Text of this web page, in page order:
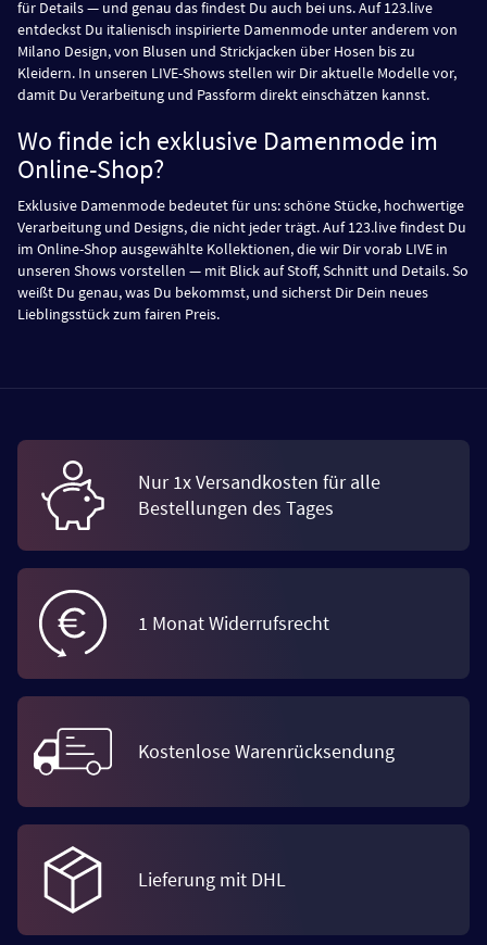
für Details — und genau das findest Du auch bei uns. Auf 123.live
entdeckst Du italienisch inspirierte Damenmode unter anderem von
Milano Design, von Blusen und Strickjacken über Hosen bis zu
Kleidern. In unseren LIVE-Shows stellen wir Dir aktuelle Modelle vor,
damit Du Verarbeitung und Passform direkt einschätzen kannst.
Wo finde ich exklusive Damenmode im
Online-Shop?
Exklusive Damenmode bedeutet für uns: schöne Stücke, hochwertige
Verarbeitung und Designs, die nicht jeder trägt. Auf 123.live findest Du
im Online-Shop ausgewählte Kollektionen, die wir Dir vorab LIVE in
unseren Shows vorstellen — mit Blick auf Stoff, Schnitt und Details. So
weißt Du genau, was Du bekommst, und sicherst Dir Dein neues
Lieblingsstück zum fairen Preis.
Nur 1x Versandkosten für alle
Bestellungen des Tages
1 Monat Widerrufsrecht
Kostenlose Warenrücksendung
Lieferung mit DHL